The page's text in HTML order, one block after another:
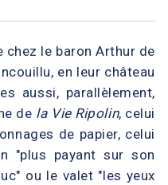
chez le baron Arthur de
en leur château
aussi, parallèlement,
de la Vie Ripolin, celui
de papier, celui
"plus payant sur son
ou le valet "les yeux